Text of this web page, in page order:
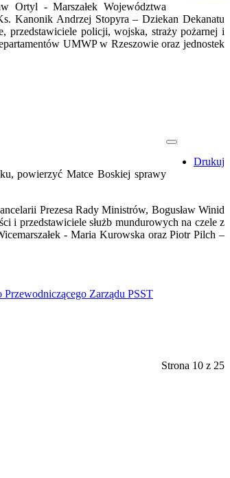
Ortyl - Marszałek Województwa
Kanonik Andrzej Stopyra – Dziekan Dekanatu
przedstawiciele policji, wojska, straży pożarnej i
UMWP w Rzeszowie oraz jednostek
Drukuj
powierzyć Matce Boskiej sprawy
Prezesa Rady Ministrów, Bogusław Winid
i przedstawiciele służb mundurowych na czele z
- Maria Kurowska oraz Piotr Pilch –
Zarządu PSST
Strona 10 z 25